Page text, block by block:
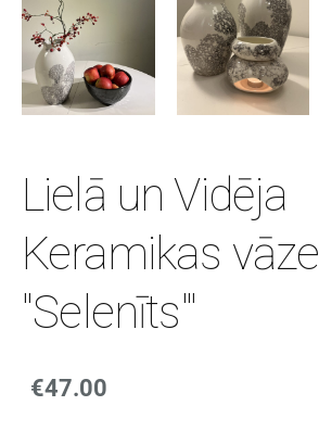
Lielā un Vidēja
Keramikas vāze
''Selenīts'"
€47.00